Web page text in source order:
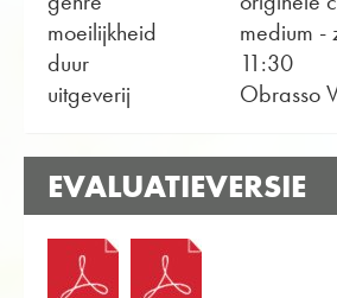
moeilijkheid
medium -
duur
11:30
uitgeverij
Obrasso
EVALUATIEVERSIE